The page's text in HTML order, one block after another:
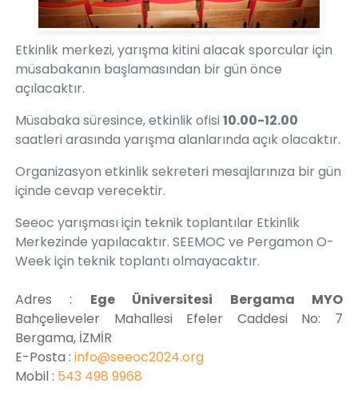
Etkinlik merkezi, yarışma kitini alacak sporcular için
müsabakanın başlamasından bir gün önce
açılacaktır.
Müsabaka süresince, etkinlik ofisi 10.00-12.00
saatleri arasında yarışma alanlarında açık olacaktır.
Organizasyon etkinlik sekreteri mesajlarınıza bir gün
içinde cevap verecektir.
Seeoc yarışması için teknik toplantılar Etkinlik
Merkezinde yapılacaktır. SEEMOC ve Pergamon O-
Week için teknik toplantı olmayacaktır.
Adres : Ege Üniversitesi Bergama MYO
Bahçelieveler Mahallesi Efeler Caddesi No: 7
Bergama, İZMİR
E-Posta : info@seeoc2024.org
Mobil: 543 498 9968